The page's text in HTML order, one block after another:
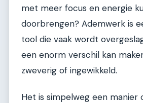
met meer focus en energie
doorbrengen? Ademwerk is
tool die vaak wordt
een enorm verschil kan
zweverig of ingewikkeld.
Het is simpelweg een manier